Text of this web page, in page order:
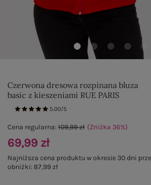
Czerwona dresowa rozpinana bluza
basic z kieszeniami RUE PARIS
5.00/5
Cena regularna:109,99 zł (Zniżka 36%)
69,99 zł
Najniższa cena produktu w okresie 30 dni
obniżki: 87,99 zł